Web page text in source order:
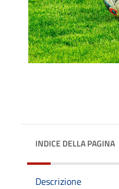
INDICE DELLA PAGINA
Descrizione